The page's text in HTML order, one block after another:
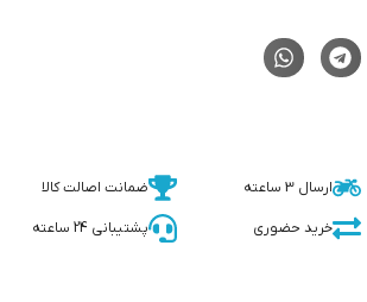
ارسال 3 ساعته ضمانت اصالت کالا
خرید حضوری پشتیبانی 24 ساعته